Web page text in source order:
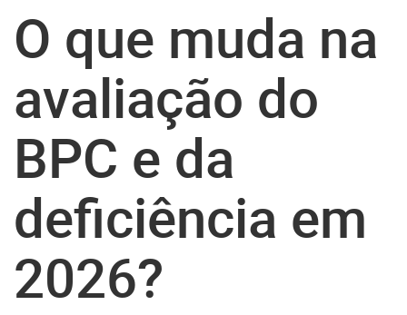
O que muda na
avaliação do
BPC e da
deficiência em
2026?